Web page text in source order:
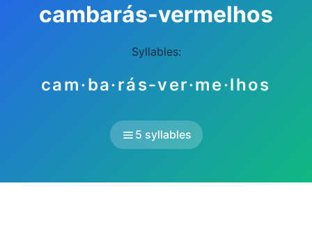
cambarás-vermelhos
Syllables:
cam·ba·rás-ver·me·lhos
5 syllables